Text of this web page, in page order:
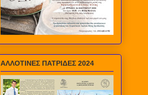
ΑΛΛΟΤΙΝΕΣ ΠΑΤΡΙΔΕΣ 2024